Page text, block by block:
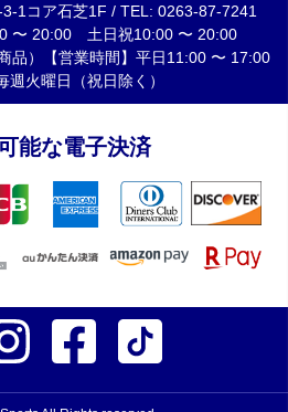
1コア石芝1F / TEL: 0263-87-7241
〜 20:00 土日祝10:00 〜 20:00
品）【営業時間】平日11:00 〜 17:00
週火曜日（祝日除く）
能な電子決済